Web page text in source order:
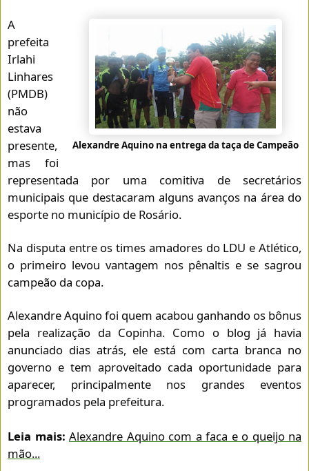
Alexandre Aquino na entrega da taça de Campeão
A
prefeita
Irlahi
Linhares
(PMDB)
não
estava
presente,
mas foi
representada por uma comitiva de secretários
municipais que destacaram alguns avanços na área do
esporte no município de Rosário.
Na disputa entre os times amadores do LDU e Atlético,
o primeiro levou vantagem nos pênaltis e se sagrou
campeão da copa.
Alexandre Aquino foi quem acabou ganhando os bônus
pela realização da Copinha. Como o blog já havia
anunciado dias atrás, ele está com carta branca no
governo e tem aproveitado cada oportunidade para
aparecer, principalmente nos grandes eventos
programados pela prefeitura.
Leia mais: Alexandre Aquino com a faca e o queijo na
mão...